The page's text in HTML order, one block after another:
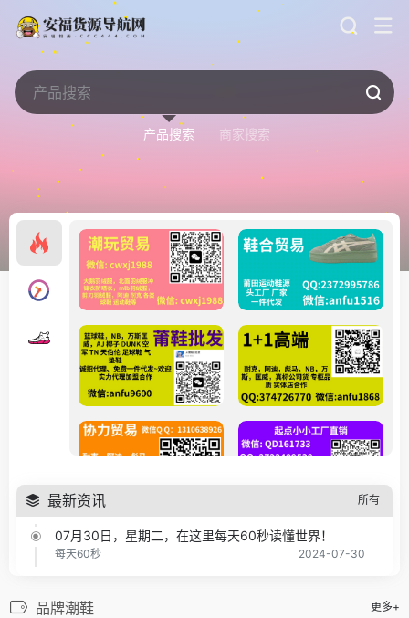
产品搜索 商家搜索
最新资讯 所有
07月30日，星期二，在这里每天60秒读懂世界！
每天60秒 2024-07-30
每天60秒
品牌潮鞋 更多+